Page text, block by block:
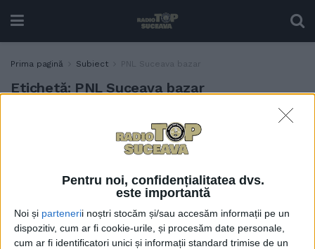
Pentru noi, confidențialitatea dvs.
este importantă
Noi și partenerii noștri stocăm și/sau accesăm informații pe un
dispozitiv, cum ar fi cookie-urile, și procesăm date personale,
cum ar fi identificatori unici și informații standard trimise de un
Prima pagină Subiect PNL Suceava bazar
Etichetă: PNL Suceava bazar
Echipă PNL, în bazarul din
Lunca Sucevei. Gheorghe
Flutur: Susținem înghețarea
promovăm investițiile care
să crească puterea de
cumpărare a românilor
16 NOIEMBRIE, 2024